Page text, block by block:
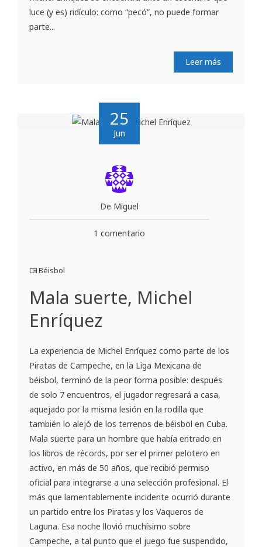
luce (y es) ridículo: como “pecó”, no puede formar
parte...
Leer más
25
Jun
De Miguel
1 comentario
Béisbol
Mala suerte, Michel
Enríquez
La experiencia de Michel Enríquez como parte de los
Piratas de Campeche, en la Liga Mexicana de
béisbol, terminó de la peor forma posible: después
de solo 7 encuentros, el jugador regresará a casa,
aquejado por la misma lesión en la rodilla que
también lo alejó de los terrenos de béisbol en Cuba.
Mala suerte para un hombre que había entrado en
los libros de récords, por ser el primer pelotero en
activo, en más de 50 años, que recibió permiso
oficial para integrarse a una selección profesional. El
más que lamentablemente incidente ocurrió durante
un partido entre los Piratas y los Vaqueros de
Laguna. Esa noche llovió muchísimo sobre
Campeche, a tal punto que el juego fue suspendido,